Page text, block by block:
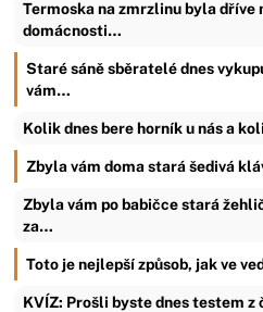
Termoska na zmrzlinu byla dříve
domácnosti…
Staré sáně sběratelé dnes
vám…
Kolik dnes bere horník u nás a
Zbyla vám doma stará šedivá
Zbyla vám po babičce stará
za…
Toto je nejlepší způsob, jak ve
KVÍZ: Prošli byste dnes testem